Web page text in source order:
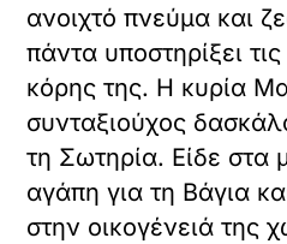
ανοιχτό πνεύμα και
πάντα υποστηρίξει
κόρης της. Η κυρία
συνταξιούχος
τη Σωτηρία. Είδε στα
αγάπη για τη Βάγια
στην οικογένειά της